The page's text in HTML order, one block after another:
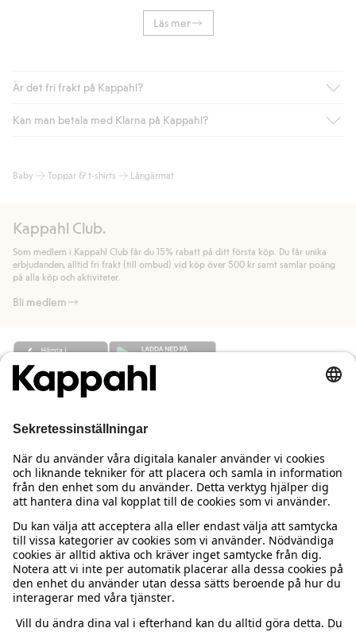
Läs mer
Är det fri frakt på Kappahl?
Är du medlem i Kappahl Club har du alltid gratis frakt till butik
automatik efter du loggat in och identifierats som medlem.
handlar för.
Läs mer
Kan man betala med Klarna på Kappahl?
bland annat faktura och swish men även andra betalningssätt.
allmänna villkor.
Läs mer
Baby Toppar & t-shirts Långärmat
Kappahl Club.
Som medlem i Kappahl Club får du 15% rabatt på ditt första köp. Du får unika
erbjudanden, alltid fri frakt (till ombud) vid köp över 500 kr samt samlar poäng
på alla köp och aktiviteter.
Bli medlem
Behöver du hjälp?
Kundservice
Vanliga frågor
Beställning & retur
Kontakta oss
Kappahl Club
Logga in
Kappahl Club
Medlemsvillkor
Om oss
Om Kappahl Group
Villkor & policy
Köpvillkor Sverige
Mer från oss